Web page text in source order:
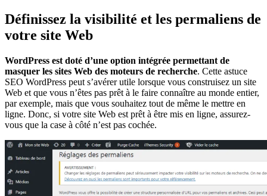
Définissez la visibilité et les permaliens de
votre site Web
WordPress est doté d’une option intégrée permettant de
masquer les sites Web des moteurs de recherche. Cette astuce
SEO WordPress peut s’avérer utile lorsque vous construisez un site
Web et que vous n’êtes pas prêt à le faire connaître au monde entier,
par exemple, mais que vous souhaitez tout de même le mettre en
ligne. Donc, si votre site Web est prêt à être mis en ligne, assurez-
vous que la case à côté n’est pas cochée.